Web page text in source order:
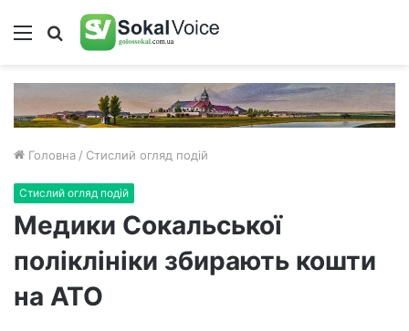
Меню Пошук
Головна / Стислий огляд подій
Стислий огляд подій
Медики Сокальської
поліклініки збирають кошти
на АТО